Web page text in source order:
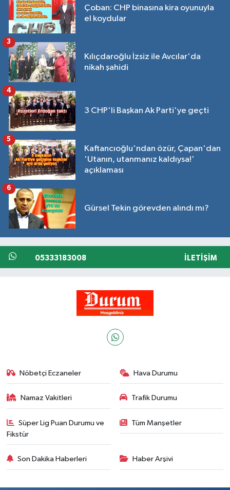
Çoban: CHP binasına kira oyunuyla
el koydular
Kılıçdaroğlu İzsiz ile Avcılar'da
nikah şahidi
3
3 CHP'li Başkan Ak Parti'ye geçti
4
Kaftancıoğlu'ndan özür, Çapan'dan
'Utanın, utanmanız kaldıysa!'
açıklaması
5
Gürsel Tekin görevden alındı mı?
6
05333183008 İLETIŞIM
Nöbetçi Eczaneler Hava Durumu
Namaz Vakitleri Trafik Durumu
Süper Lig Puan Durumu ve
Fikstür
Tüm Manşetler
Son Dakika Haberleri Haber Arşivi